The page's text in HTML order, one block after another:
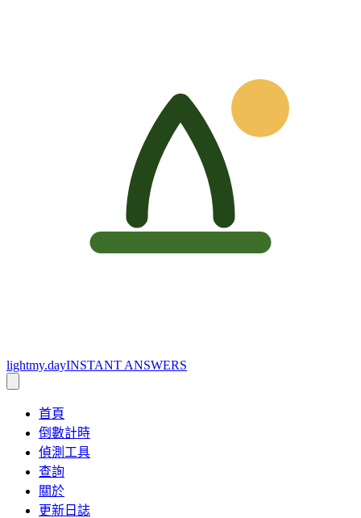
lightmy.dayINSTANT ANSWERS
首頁
倒數計時
偵測工具
查詢
關於
更新日誌